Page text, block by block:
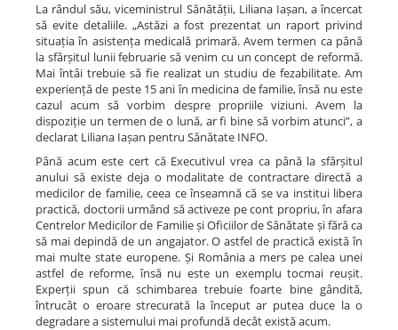
La rândul său, viceministrul Sănătății, Liliana Iașan, a încercat
să evite detaliile. „Astăzi a fost prezentat un raport privind
situația în asistența medicală primară. Avem termen ca până
la sfârșitul lunii februarie să venim cu un concept de reformă.
Mai întâi trebuie să fie realizat un studiu de fezabilitate. Am
experiență de peste 15 ani în medicina de familie, însă nu este
cazul acum să vorbim despre propriile viziuni. Avem la
dispoziție un termen de o lună, ar fi bine să vorbim atunci”, a
declarat Liliana Iașan pentru Sănătate INFO.
Până acum este cert că Executivul vrea ca până la sfârșitul
anului să existe deja o modalitate de contractare directă a
medicilor de familie, ceea ce înseamnă că se va institui libera
practică, doctorii urmând să activeze pe cont propriu, în afara
Centrelor Medicilor de Familie și Oficiilor de Sănătate și fără ca
să mai depindă de un angajator. O astfel de practică există în
mai multe state europene. Și România a mers pe calea unei
astfel de reforme, însă nu este un exemplu tocmai reușit.
Experții spun că schimbarea trebuie foarte bine gândită,
întrucât o eroare strecurată la început ar putea duce la o
degradare a sistemului mai profundă decât există acum.